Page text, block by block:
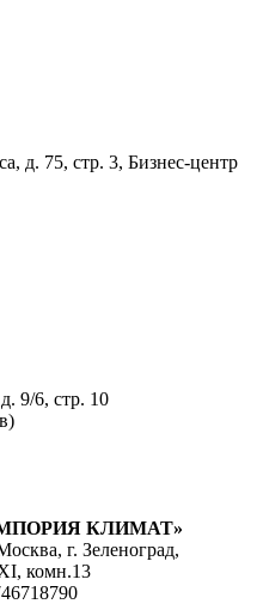
д. 75, стр. 3, Бизнес-центр
9/6, стр. 10
КЛИМАТ»
г. Зеленоград,
комн.13